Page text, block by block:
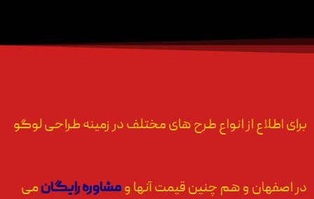
برای اطلاع از انواع طرح های مختلف در زمینه طراحی لوگو
در اصفهان و هم چنین قیمت آنها ومشاوره رایگانمی